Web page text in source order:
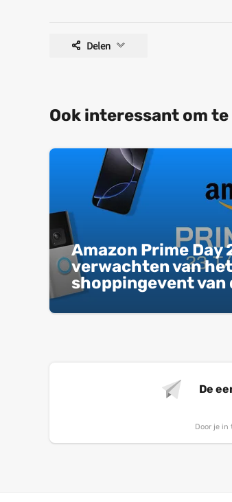
Delen
Ook interessant om te
Amazon Prime
verwachten van
shoppingevent van
De
Door je